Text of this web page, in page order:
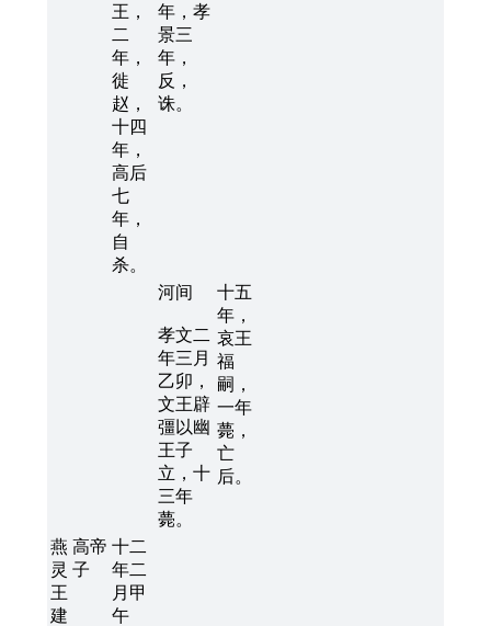
王，
二
年，
徙
赵，
十四
年，
高后
七
年，
自
杀。
年，孝
景三
年，
反，
诛。
河间
孝文二
年三月
乙卯，
文王辟
彊以幽
王子
立，十
三年
薨。
十五
年，
哀王
福
嗣，
一年
薨，
亡
后。
燕
灵
王
建
高帝
子
十二
年二
月甲
午